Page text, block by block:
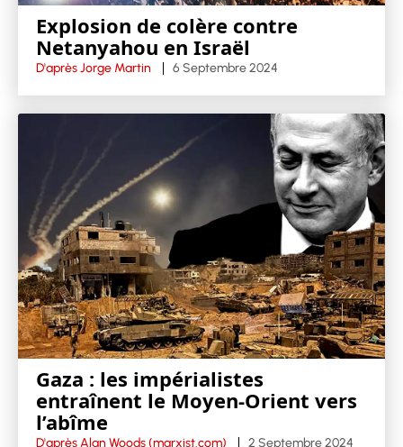
Explosion de colère contre
Netanyahou en Israël
D'après Jorge Martin 6 Septembre 2024
Gaza : les impérialistes
entraînent le Moyen-Orient vers
l’abîme
D'après Alan Woods (marxist.com) 2 Septembre 2024